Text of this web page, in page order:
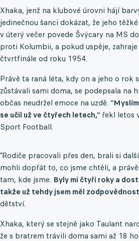
Xhaka, jenž na klubové úrovni hájí
jedinečnou šanci dokázat, že jeho
v úterý večer povede Švýcary na MS
proti Kolumbii, a pokud uspěje,
čtvrtfinále od roku 1954.
Právě ta raná léta, kdy on a jeho o rok
zůstávali sami doma, se podepsala na
občas neudržel emoce na uzdě.
se učil už ve čtyřech letech," řekl letos
Sport Football.
"Rodiče pracovali přes den, brali si
mohli dopřát to, co jsme chtěli, a
tam, kde jsme. Byly mi čtyři roky a
takže už tehdy jsem měl
dětství.
Xhaka, který se stejně jako Taulant
že s bratrem trávili doma sami až 18